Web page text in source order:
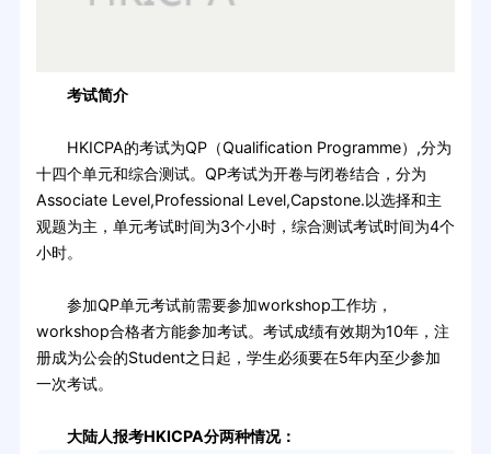
考试简介
HKICPA的考试为QP（Qualification Programme）,分为
十四个单元和综合测试。QP考试为开卷与闭卷结合，分为
Associate Level,Professional Level,Capstone.以选择和主
观题为主，单元考试时间为3个小时，综合测试考试时间为4个
小时。
参加QP单元考试前需要参加workshop工作坊，
workshop合格者方能参加考试。考试成绩有效期为10年，注
册成为公会的Student之日起，学生必须要在5年内至少参加
一次考试。
大陆人报考HKICPA分两种情况：